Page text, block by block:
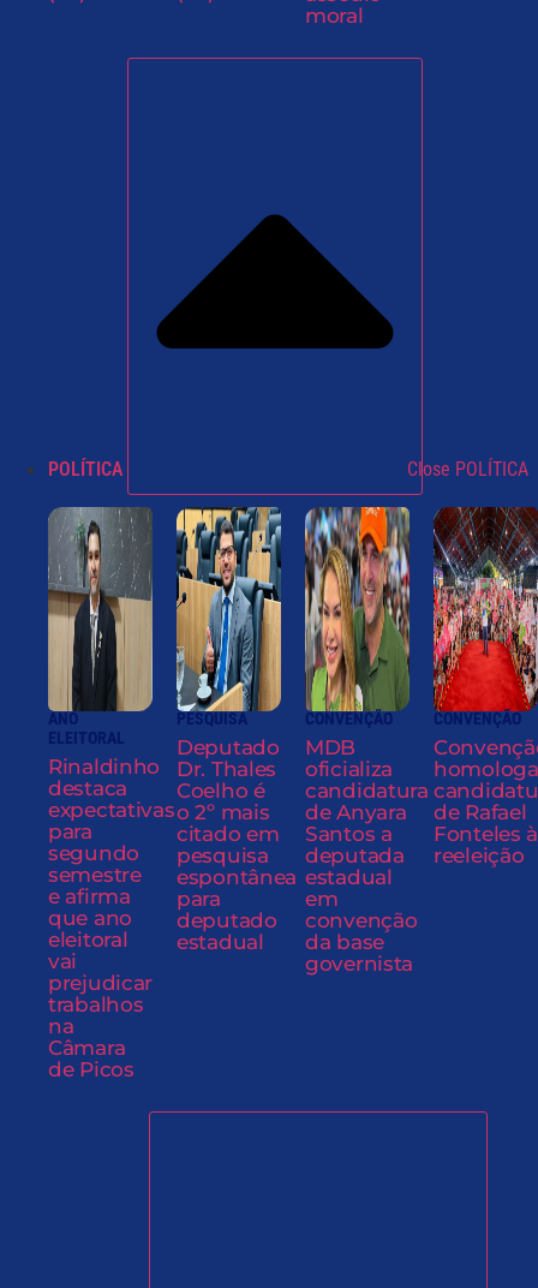
moral
POLÍTICA Close POLÍTICA
ANO
ELEITORAL
Rinaldinho
destaca
expectativas
para
segundo
semestre
e afirma
que ano
eleitoral
vai
prejudicar
trabalhos
na
Câmara
de Picos
PESQUISA
Deputado
Dr. Thales
Coelho é
o 2º mais
citado em
pesquisa
espontânea
para
deputado
estadual
CONVENÇÃO
MDB
oficializa
candidatura
de Anyara
Santos a
deputada
estadual
em
convenção
da base
governista
CONVENÇÃO
homologa
de Rafael
Fonteles à
reeleição